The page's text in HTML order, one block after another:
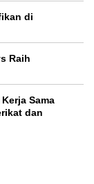
di
Raih
Sama
dan